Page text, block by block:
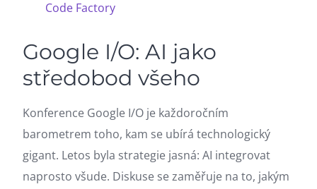
Code Factory
Google I/O: AI jako
středobod všeho
Konference Google I/O je každoročním
barometrem toho, kam se ubírá technologický
gigant. Letos byla strategie jasná: AI integrovat
naprosto všude. Diskuse se zaměřuje na to, jakým